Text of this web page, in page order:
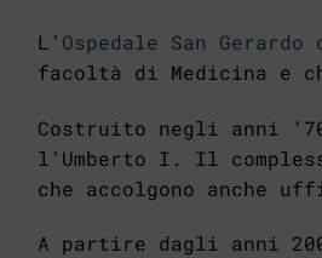
L’ Ospedale San Gerardo
facoltà di Medicina e
Costruito negli anni
l’Umberto I. Il
che accolgono anche
A partire dagli anni